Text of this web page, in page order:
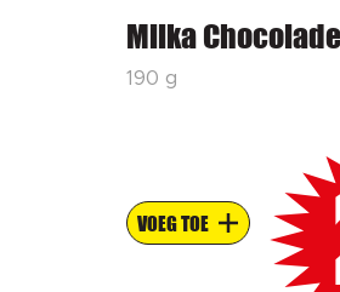
Milka
190 g
VOEG TOE